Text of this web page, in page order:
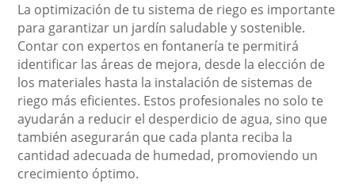
La optimización de tu sistema de riego es importante
para garantizar un jardín saludable y sostenible.
Contar con expertos en fontanería te permitirá
identificar las áreas de mejora, desde la elección de
los materiales hasta la instalación de sistemas de
riego más eficientes. Estos profesionales no solo te
ayudarán a reducir el desperdicio de agua, sino que
también asegurarán que cada planta reciba la
cantidad adecuada de humedad, promoviendo un
crecimiento óptimo.